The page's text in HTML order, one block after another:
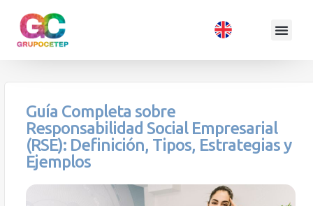
Guía Completa sobre
Responsabilidad Social Empresarial
(RSE): Definición, Tipos, Estrategias y
Ejemplos